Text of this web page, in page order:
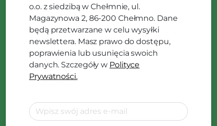
o.o. z siedzibą w Chełmnie, ul.
Magazynowa 2, 86-200 Chełmno. Dane
będą przetwarzane w celu wysyłki
newslettera. Masz prawo do dostępu,
poprawienia lub usunięcia swoich
danych. Szczegóły w Polityce
Prywatności.